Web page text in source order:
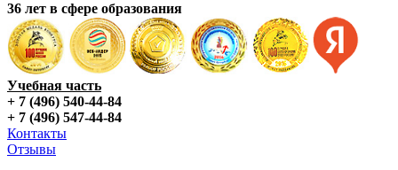
36 лет в сфере образования
Учебная часть
+ 7 (496) 540-44-84
+ 7 (496) 547-44-84
Контакты
Отзывы